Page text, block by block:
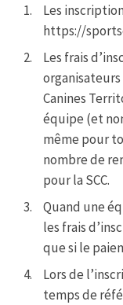
Les
https://
Les frais
organisateurs
Canines
équipe (et
même pour
nombre de
pour la SCC.
Quand une
les frais
que si le
Lors de
temps de